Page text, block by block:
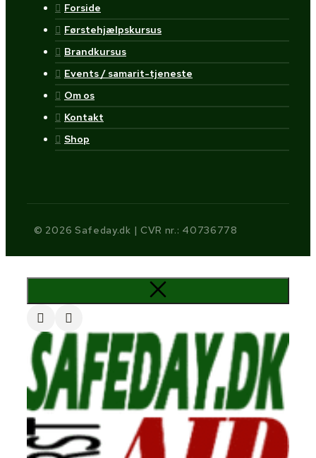
Forside
Førstehjælpskursus
Brandkursus
Events / samarit-tjeneste
Om os
Kontakt
Shop
© 2026 Safeday.dk | CVR nr.: 40736778